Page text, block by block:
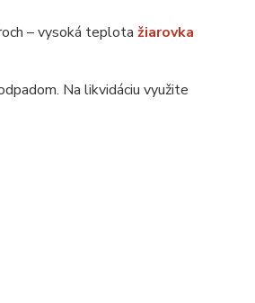
– vysoká teplota žiarovka
Na likvidáciu využite